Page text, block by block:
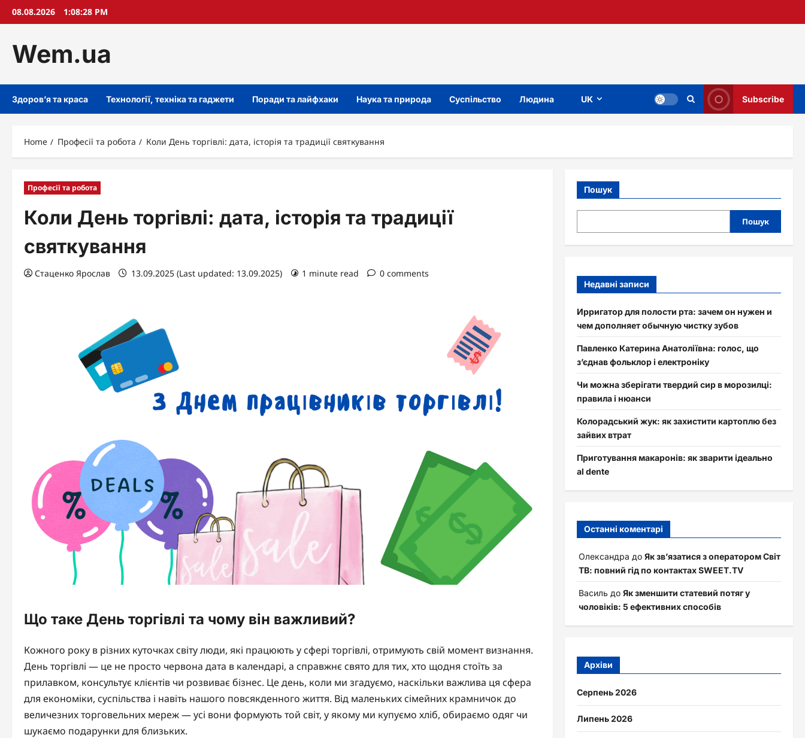
Skip08.08.2026 1:08:29 PM
Wem.ua
Здоров’я та краса Технології, техніка та гаджети Поради та лайфхаки Наука та природа Суспільство Людина UK Subscribe
Home Професії та робота Коли День торгівлі: дата, історія та традиції святкування
Професії та робота
Коли День торгівлі: дата, історія та традиції
святкування
Стаценко Ярослав 13.09.2025 (Last updated: 13.09.2025) 1 minute read 0 comments
Що таке День торгівлі та чому він важливий?
Кожного року в різних куточках світу люди, які працюють у сфері торгівлі, отримують свій момент визнання.
День торгівлі — це не просто червона дата в календарі, а справжнє свято для тих, хто щодня стоїть за
прилавком, консультує клієнтів чи розвиває бізнес. Це день, коли ми згадуємо, наскільки важлива ця сфера
для економіки, суспільства і навіть нашого повсякденного життя. Від маленьких сімейних крамничок до
величезних торговельних мереж — усі вони формують той світ, у якому ми купуємо хліб, обираємо одяг чи
шукаємо подарунки для близьких.
Пошук
Пошук
Недавні записи
Ирригатор для полости рта: зачем он нужен и
чем дополняет обычную чистку зубов
Павленко Катерина Анатоліївна: голос, що
з’єднав фольклор і електроніку
Чи можна зберігати твердий сир в морозилці:
правила і нюанси
Колорадський жук: як захистити картоплю без
зайвих втрат
Приготування макаронів: як зварити ідеально
al dente
Останні коментарі
Олександра до Як зв’язатися з оператором Світ
ТВ: повний гід по контактах SWEET.TV
Василь до Як зменшити статевий потяг у
чоловіків: 5 ефективних способів
Архіви
Серпень 2026
Липень 2026